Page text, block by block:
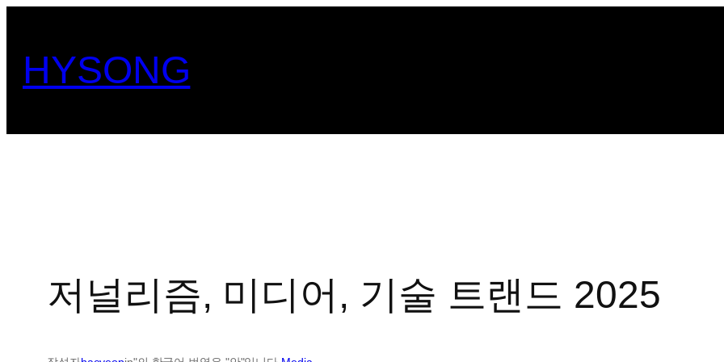
로
로
HYSONG
저널리즘, 미디어, 기술 트랜드 2025